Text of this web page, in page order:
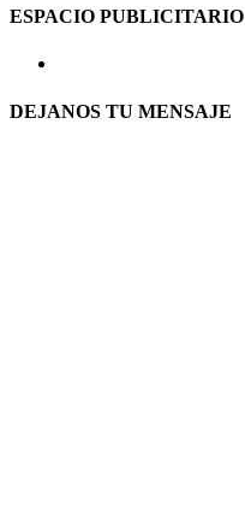
ESPACIO PUBLICITARIO
DEJANOS TU MENSAJE